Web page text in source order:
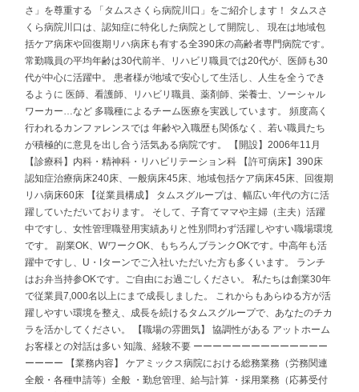
さ」を尊重する 「タムスさくら病院川口」をご紹介します！ タムスさ
くら病院川口は、認知症に特化した病院として開院し、 現在は地域包
括ケア病床や回復期リハ病床も有する全390床の高齢者専門病院です。
常勤職員の平均年齢は30代前半、リハビリ職員では20代が、医師も30
代が中心に活躍中。 患者様が地域で安心して生活し、人生を全うでき
るように 医師、看護師、リハビリ職員、薬剤師、栄養士、ソーシャル
ワーカー…など 多職種によるチーム医療を実践しています。 頻度高く
行われるカンファレンスでは 年齢や入職歴も関係なく、若い職員たち
が積極的に意見を出し合う活気ある病院です。 【開設】2006年11月
【診療科】内科・精神科・リハビリテーション科 【許可病床】390床
認知症治療病床240床、一般病床45床、地域包括ケア病床45床、回復期
リハ病床60床 【従業員構成】 タムスグループは、幅広い年代の方に活
躍していただいております。 そして、子育てママや主婦（主夫）活躍
中ですし、女性管理職登用実績ありと性別問わず活躍しやすい職場環境
です。 副業OK、WワークOK、もちろんブランクOKです。中高年も活
躍中ですし、U・Iターンでご入社いただいた方も多くいます。 ランチ
はお弁当持参OKです。ご自由にお過ごしください。 私たちは創業30年
で従業員7,000名以上にまで成長しました。 これからもあらゆる方が活
躍しやすい環境を整え、成長を続けるタムスグループで、あなたのチカ
ラを活かしてください。 【職場の雰囲気】 協調性がある アットホーム
お客様との対話は多い 知識、経験不要 ーーーーーーーーーーーーーー
ーーーー 【業務内容】 ケアミックス病院における総務業務（労務関連
全般・各種申請等）全般 ・勤怠管理、給与計算 ・採用業務（応募受付